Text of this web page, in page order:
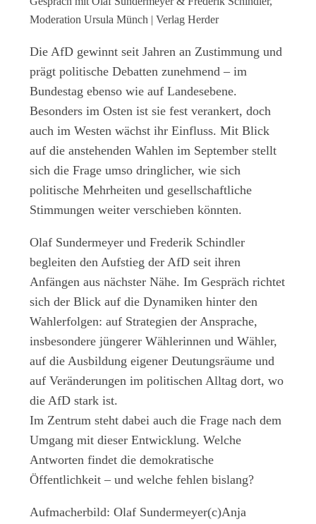
Moderation Ursula Münch | Verlag Herder
Die AfD gewinnt seit Jahren an Zustimmung und
prägt politische Debatten zunehmend – im
Bundestag ebenso wie auf Landesebene.
Besonders im Osten ist sie fest verankert, doch
auch im Westen wächst ihr Einfluss. Mit Blick
auf die anstehenden Wahlen im September stellt
sich die Frage umso dringlicher, wie sich
politische Mehrheiten und gesellschaftliche
Stimmungen weiter verschieben könnten.
Olaf Sundermeyer und Frederik Schindler
begleiten den Aufstieg der AfD seit ihren
Anfängen aus nächster Nähe. Im Gespräch richtet
sich der Blick auf die Dynamiken hinter den
Wahlerfolgen: auf Strategien der Ansprache,
insbesondere jüngerer Wählerinnen und Wähler,
auf die Ausbildung eigener Deutungsräume und
auf Veränderungen im politischen Alltag dort, wo
die AfD stark ist.
Im Zentrum steht dabei auch die Frage nach dem
Umgang mit dieser Entwicklung. Welche
Antworten findet die demokratische
Öffentlichkeit – und welche fehlen bislang?
Aufmacherbild: Olaf Sundermeyer(c)Anja